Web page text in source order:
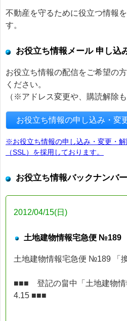
不動産を守るために役立つ情報
す。
お役立ち情報メール 申し込
お役立ち情報の配信をご希望の
ください。
（※アドレス変更や、購読解除も
お役立ち情報の申し込み・変
※お役立ち情報の申し込み・変更・
（SSL）を採用しております。
お役立ち情報バックナンバー
2012/04/15(日)
土地建物情報宅急便 №189
土地建物情報宅急便 №189 「換
■■■ 登記の畠中「土地建物
4.15 ■■■